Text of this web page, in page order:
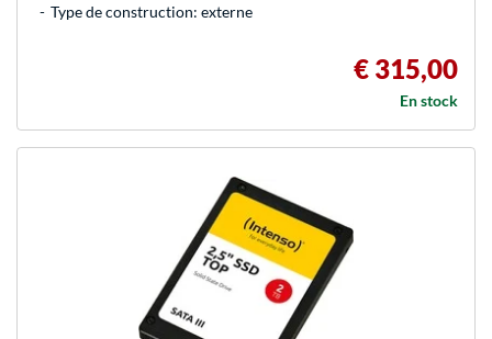
Type de construction: externe
€ 315,00
En stock